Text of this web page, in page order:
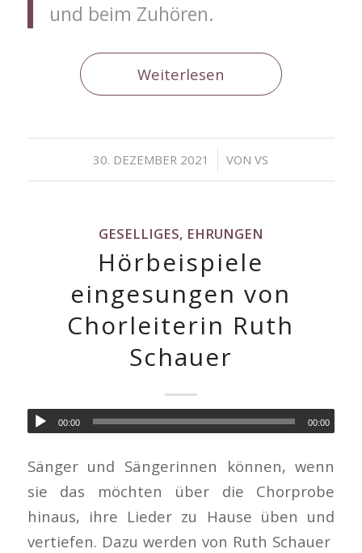
und beim Zuhören.
Weiterlesen
30. DEZEMBER 2021
/ VONVS
GESELLIGES, EHRUNGEN
Hörbeispiele
eingesungen von
Chorleiterin Ruth
Schauer
00:00 00:00
Sänger und Sängerinnen können, wenn
sie das möchten über die Chorprobe
hinaus, ihre Lieder zu Hause üben und
vertiefen. Dazu werden von Ruth Schauer